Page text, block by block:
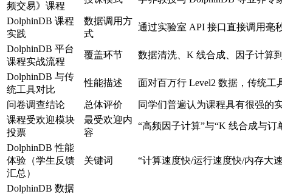
频交易》课程
DolphinDB 课程
实践
数据调用方
式
通过实验室 API 接口直接调用毫
DolphinDB 平台
课程实战流程
覆盖环节 数据清洗、K 线合成、因子计算
DolphinDB 与传
统工具对比
性能描述 面对百万行 Level2 数据，传统工
问卷调查结论 总体评价 同学们普遍认为课程具有很强的
课程受欢迎模块
投票
最受欢迎内
容
“高频因子计算”与“K 线合成与
DolphinDB 性能
体验（学生反馈
汇总）
关键词 “计算速度快/运行速度快/内存大
DolphinDB 数据